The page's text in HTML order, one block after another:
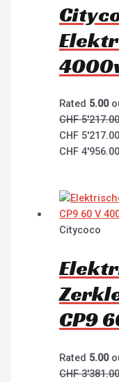
Rated 5.00
CHF5'217.00
CHF
CHF
Citycoco
CP9
Rated 5.00
CHF3'381.00